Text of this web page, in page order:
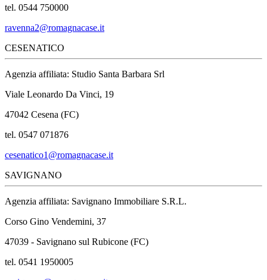
tel. 0544 750000
ravenna2@romagnacase.it
CESENATICO
Agenzia affiliata: Studio Santa Barbara Srl
Viale Leonardo Da Vinci, 19
47042 Cesena (FC)
tel. 0547 071876
cesenatico1@romagnacase.it
SAVIGNANO
Agenzia affiliata: Savignano Immobiliare S.R.L.
Corso Gino Vendemini, 37
47039 - Savignano sul Rubicone (FC)
tel. 0541 1950005